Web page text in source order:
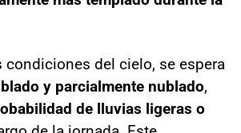
condiciones del cielo, se espera
y parcialmente nublado,
de lluvias ligeras o